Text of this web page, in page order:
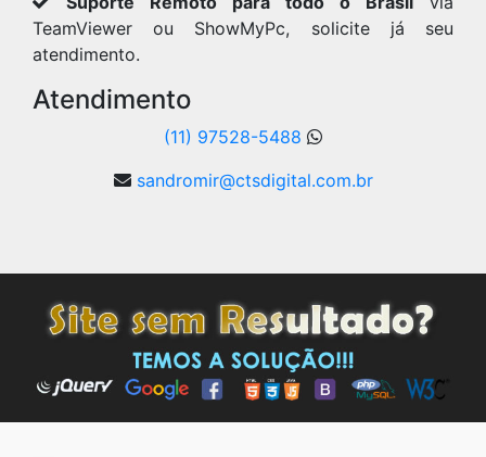
TeamViewer ou ShowMyPc, solicite já seu
atendimento.
Atendimento
(11) 97528-5488
sandromir@ctsdigital.com.br